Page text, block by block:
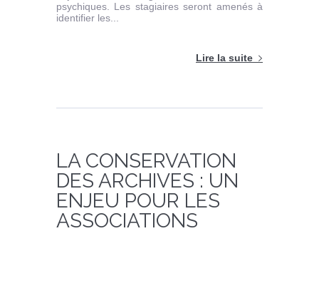
psychiques. Les stagiaires seront amenés à
identifier les...
Lire la suite
LA CONSERVATION
DES ARCHIVES : UN
ENJEU POUR LES
ASSOCIATIONS